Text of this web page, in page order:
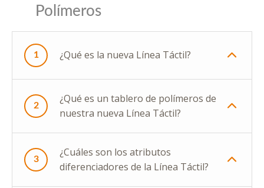
Polímeros
1 ¿Qué es la nueva Línea Táctil?
2
¿Qué es un tablero de polímeros de
nuestra nueva Línea Táctil?
3
¿Cuáles son los atributos
diferenciadores de la Línea Táctil?